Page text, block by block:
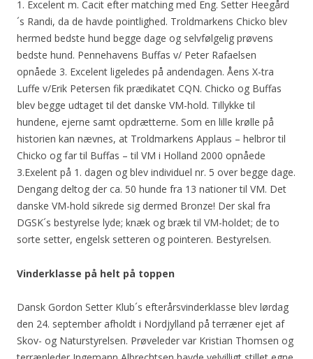
1. Excelent m. Cacit efter matching med Eng. Setter Heegård
´s Randi, da de havde pointlighed. Troldmarkens Chicko blev
hermed bedste hund begge dage og selvfølgelig prøvens
bedste hund. Pennehavens Buffas v/ Peter Rafaelsen
opnåede 3. Excelent ligeledes på andendagen. Åens X-tra
Luffe v/Erik Petersen fik prædikatet CQN. Chicko og Buffas
blev begge udtaget til det danske VM-hold. Tillykke til
hundene, ejerne samt opdrætterne. Som en lille krølle på
historien kan nævnes, at Troldmarkens Applaus – helbror til
Chicko og far til Buffas – til VM i Holland 2000 opnåede
3.Exelent på 1. dagen og blev individuel nr. 5 over begge dage.
Dengang deltog der ca. 50 hunde fra 13 nationer til VM. Det
danske VM-hold sikrede sig dermed Bronze! Der skal fra
DGSK´s bestyrelse lyde; knæk og bræk til VM-holdet; de to
sorte setter, engelsk setteren og pointeren. Bestyrelsen.
Vinderklasse på helt på toppen
Dansk Gordon Setter Klub´s efterårsvinderklasse blev lørdag
den 24. september afholdt i Nordjylland på terræner ejet af
Skov- og Naturstyrelsen. Prøveleder var Kristian Thomsen og